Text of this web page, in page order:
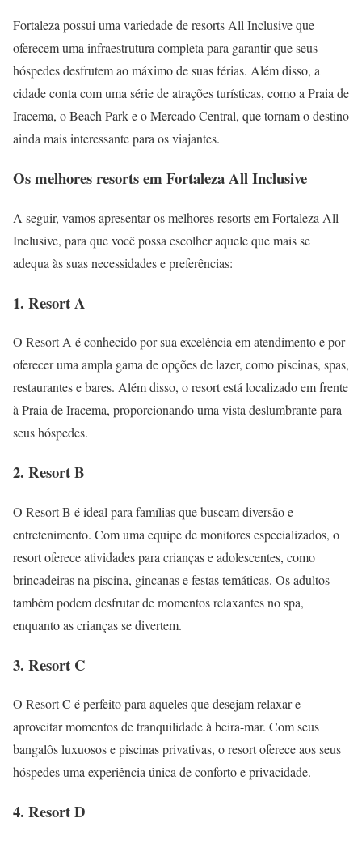
Fortaleza possui uma variedade de resorts All Inclusive que
oferecem uma infraestrutura completa para garantir que seus
hóspedes desfrutem ao máximo de suas férias. Além disso, a
cidade conta com uma série de atrações turísticas, como a Praia de
Iracema, o Beach Park e o Mercado Central, que tornam o destino
ainda mais interessante para os viajantes.
Os melhores resorts em Fortaleza All Inclusive
A seguir, vamos apresentar os melhores resorts em Fortaleza All
Inclusive, para que você possa escolher aquele que mais se
adequa às suas necessidades e preferências:
1. Resort A
O Resort A é conhecido por sua excelência em atendimento e por
oferecer uma ampla gama de opções de lazer, como piscinas, spas,
restaurantes e bares. Além disso, o resort está localizado em frente
à Praia de Iracema, proporcionando uma vista deslumbrante para
seus hóspedes.
2. Resort B
O Resort B é ideal para famílias que buscam diversão e
entretenimento. Com uma equipe de monitores especializados, o
resort oferece atividades para crianças e adolescentes, como
brincadeiras na piscina, gincanas e festas temáticas. Os adultos
também podem desfrutar de momentos relaxantes no spa,
enquanto as crianças se divertem.
3. Resort C
O Resort C é perfeito para aqueles que desejam relaxar e
aproveitar momentos de tranquilidade à beira-mar. Com seus
bangalôs luxuosos e piscinas privativas, o resort oferece aos seus
hóspedes uma experiência única de conforto e privacidade.
4. Resort D